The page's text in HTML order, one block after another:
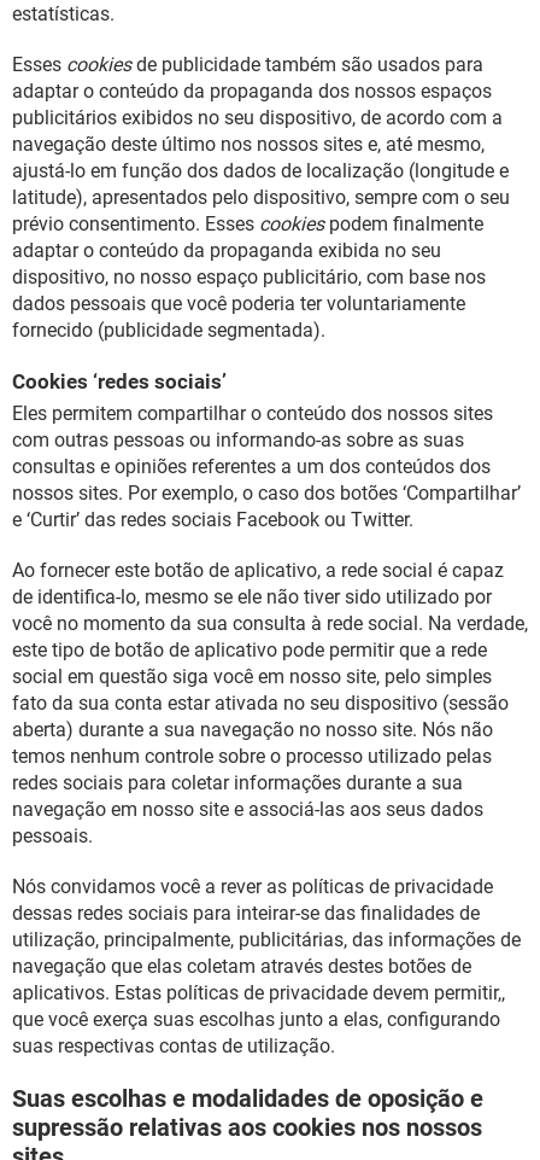
estatísticas.
Esses cookiesde publicidade também são usados para
adaptar o conteúdo da propaganda dos nossos espaços
publicitários exibidos no seu dispositivo, de acordo com a
navegação deste último nos nossos sites e, até mesmo,
ajustá-lo em função dos dados de localização (longitude e
latitude), apresentados pelo dispositivo, sempre com o seu
prévio consentimento. Esses cookiespodem finalmente
adaptar o conteúdo da propaganda exibida no seu
dispositivo, no nosso espaço publicitário, com base nos
dados pessoais que você poderia ter voluntariamente
fornecido (publicidade segmentada).
Cookies ‘redes sociais’
Eles permitem compartilhar o conteúdo dos nossos sites
com outras pessoas ou informando-as sobre as suas
consultas e opiniões referentes a um dos conteúdos dos
nossos sites. Por exemplo, o caso dos botões ‘Compartilhar’
e ‘Curtir’ das redes sociais Facebook ou Twitter.
Ao fornecer este botão de aplicativo, a rede social é capaz
de identifica-lo, mesmo se ele não tiver sido utilizado por
você no momento da sua consulta à rede social. Na verdade,
este tipo de botão de aplicativo pode permitir que a rede
social em questão siga você em nosso site, pelo simples
fato da sua conta estar ativada no seu dispositivo (sessão
aberta) durante a sua navegação no nosso site. Nós não
temos nenhum controle sobre o processo utilizado pelas
redes sociais para coletar informações durante a sua
navegação em nosso site e associá-las aos seus dados
pessoais.
Nós convidamos você a rever as políticas de privacidade
dessas redes sociais para inteirar-se das finalidades de
utilização, principalmente, publicitárias, das informações de
navegação que elas coletam através destes botões de
aplicativos. Estas políticas de privacidade devem permitir,,
que você exerça suas escolhas junto a elas, configurando
suas respectivas contas de utilização.
Suas escolhas e modalidades de oposição e
supressão relativas aos cookies nos nossos